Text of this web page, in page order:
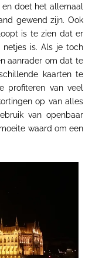
doet het allemaal
gewend zijn. Ook
is te zien dat er
is. Als je toch
aanrader om dat te
kaarten te
profiteren van veel
op van alles
van openbaar
waard om een